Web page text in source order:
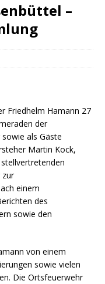
–
Friedhelm Hamann 27
der
als Gäste
Martin Kock,
zur
einem
des
sowie den
von einem
sowie vielen
Die Ortsfeuerwehr